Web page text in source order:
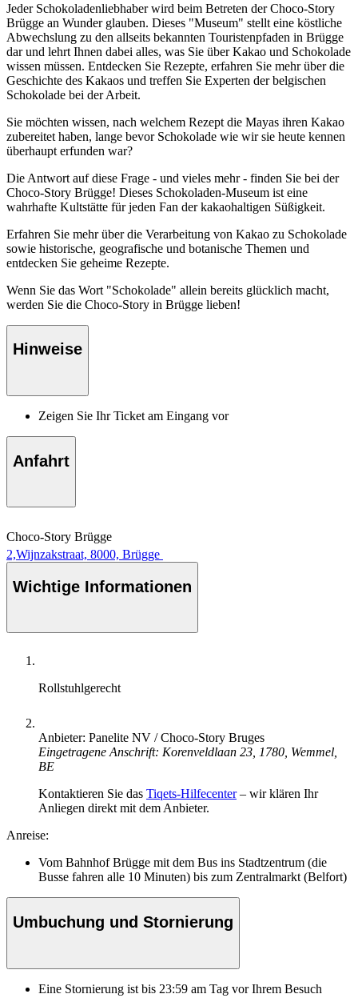
Jeder Schokoladenliebhaber wird beim Betreten der Choco-Story
Brügge an Wunder glauben. Dieses "Museum" stellt eine köstliche
Abwechslung zu den allseits bekannten Touristenpfaden in Brügge
dar und lehrt Ihnen dabei alles, was Sie über Kakao und Schokolade
wissen müssen. Entdecken Sie Rezepte, erfahren Sie mehr über die
Geschichte des Kakaos und treffen Sie Experten der belgischen
Schokolade bei der Arbeit.
Sie möchten wissen, nach welchem Rezept die Mayas ihren Kakao
zubereitet haben, lange bevor Schokolade wie wir sie heute kennen
überhaupt erfunden war?
Die Antwort auf diese Frage - und vieles mehr - finden Sie bei der
Choco-Story Brügge! Dieses Schokoladen-Museum ist eine
wahrhafte Kultstätte für jeden Fan der kakaohaltigen Süßigkeit.
Erfahren Sie mehr über die Verarbeitung von Kakao zu Schokolade
sowie historische, geografische und botanische Themen und
entdecken Sie geheime Rezepte.
Wenn Sie das Wort "Schokolade" allein bereits glücklich macht,
werden Sie die Choco-Story in Brügge lieben!
Hinweise
Zeigen Sie Ihr Ticket am Eingang vor
Anfahrt
Choco-Story Brügge
2,Wijnzakstraat, 8000, Brügge
Wichtige Informationen
Rollstuhlgerecht
Anbieter: Panelite NV / Choco-Story Bruges
Eingetragene Anschrift: Korenveldlaan 23, 1780, Wemmel,
BE
Kontaktieren Sie das Tiqets-Hilfecenter– wir klären Ihr
Anliegen direkt mit dem Anbieter.
Anreise:
Vom Bahnhof Brügge mit dem Bus ins Stadtzentrum (die
Busse fahren alle 10 Minuten) bis zum Zentralmarkt (Belfort)
Umbuchung und Stornierung
Eine Stornierung ist bis 23:59 am Tag vor Ihrem Besuch